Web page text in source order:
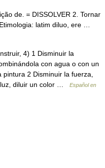
de. = DISSOLVER 2. Tornar
latim diluo, ere …
4) 1 Disminuir la
con agua o con un
2 Disminuir la fuerza,
luz, diluir un color …
Español en